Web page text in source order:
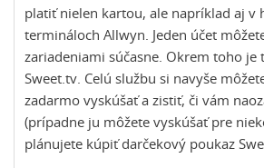
platiť nielen kartou, ale napríklad aj v
termináloch Allwyn. Jeden účet
zariadeniami súčasne. Okrem toho je
Sweet.tv. Celú službu si navyše
zadarmo vyskúšať a zistiť, či vám
(prípadne ju môžete vyskúšať pre
plánujete kúpiť darčekový poukaz